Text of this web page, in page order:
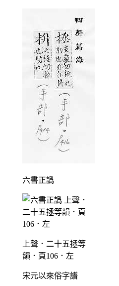
六書正譌
上聲．二十五拯等
韻．頁106．左
宋元以來俗字譜